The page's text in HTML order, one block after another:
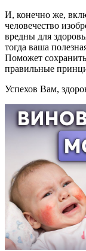
И, конечно же,
человечество
вредны для
тогда ваша
Поможет
правильные
Успехов Вам,